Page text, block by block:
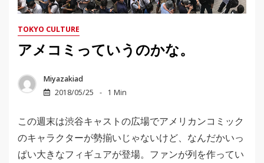
TOKYO CULTURE
アメコミっていうのかな。
Miyazakiad
2018/05/25
1 Min
この週末は渋谷キャストの広場でアメリカンコミック
のキャラクターが勢揃いじゃないけど、なんだかいっ
ぱい大きなフィギュアが登場。ファンが列を作ってい